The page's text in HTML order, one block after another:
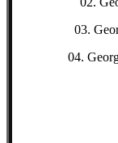
03.
04.